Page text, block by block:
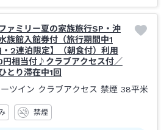
ァミリー夏の家族旅行SP・沖
族館入館券付（旅行期間中1
・2連泊限定】（朝食付）利用
相当付♪クラブアクセス付／
とり滞在中1回
ツイン クラブアクセス 禁煙 38平米
禁煙